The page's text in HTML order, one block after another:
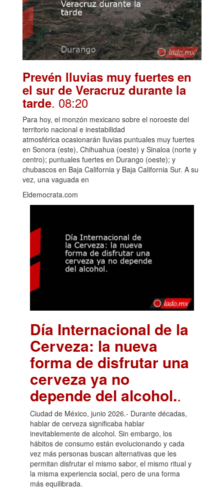
Prevén lluvias muy fuertes en
el sur de Veracruz durante la
tarde. 08:20
Para hoy, el monzón mexicano sobre el noroeste del
territorio nacional e inestabilidad
atmosférica ocasionarán lluvias puntuales muy fuertes
en Sonora (este), Chihuahua (oeste) y Sinaloa (norte y
centro); puntuales fuertes en Durango (oeste); y
chubascos en Baja California y Baja California Sur. A su
vez, una vaguada en
Eldemocrata.com
Día Internacional de la
Cerveza: la nueva
forma de disfrutar una
cerveza ya no
depende del alcohol..
Ciudad de México, junio 2026.- Durante décadas,
hablar de cerveza significaba hablar
inevitablemente de alcohol. Sin embargo, los
hábitos de consumo están evolucionando y cada
vez más personas buscan alternativas que les
permitan disfrutar el mismo sabor, el mismo ritual y
la misma experiencia social, pero de una forma
más equilibrada.